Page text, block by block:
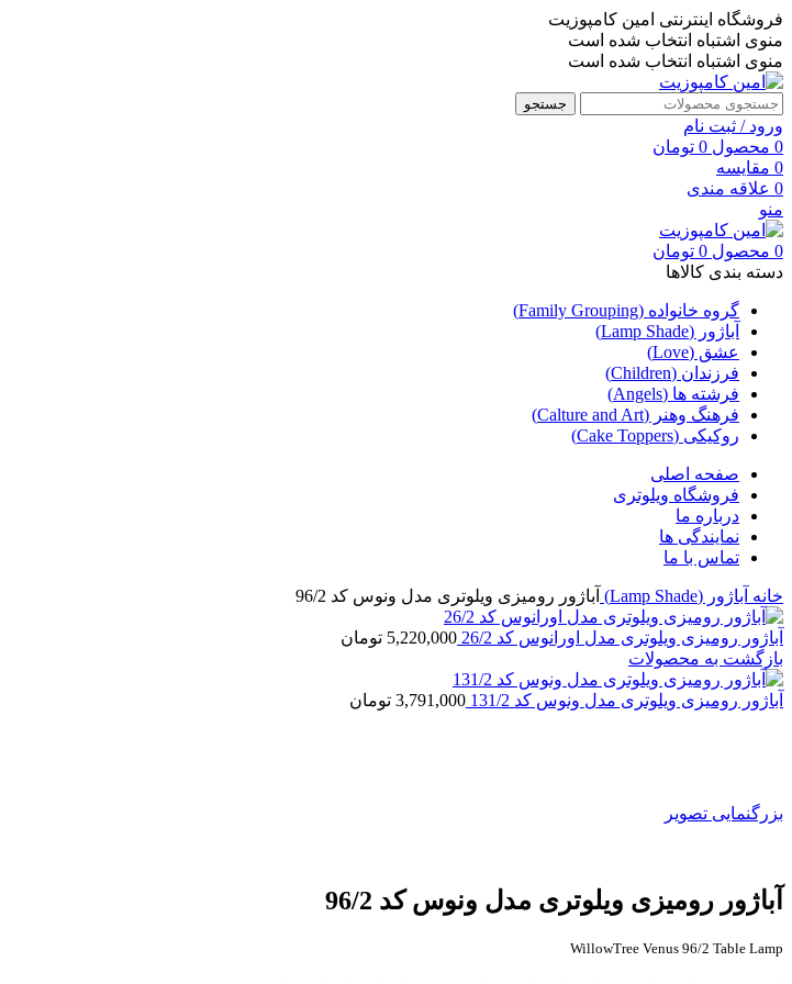
فروشگاه اینترنتی امین کامپوزیت
منوی اشتباه انتخاب شده است
منوی اشتباه انتخاب شده است
جستجو
ورود / ثبت نام
0 محصول 0 تومان
0 مقایسه
0 علاقه مندی
منو
0 محصول 0 تومان
دسته بندی کالاها
گروه خانواده (Family Grouping)
آباژور (Lamp Shade)
عشق (Love)
فرزندان (Children)
فرشته ها (Angels)
فرهنگ وهنر (Calture and Art)
روکیکی (Cake Toppers)
صفحه اصلی
فروشگاه ویلوتری
درباره ما
نمایندگی ها
تماس با ما
خانه آباژور (Lamp Shade) آباژور رومیزی ویلوتری مدل ونوس کد 96/2
آباژور رومیزی ویلوتری مدل اورانوس کد 26/2 5,220,000 تومان
بازگشت به محصولات
آباژور رومیزی ویلوتری مدل ونوس کد 131/2 3,791,000 تومان
بزرگنمایی تصویر
آباژور رومیزی ویلوتری مدل ونوس کد 96/2
WillowTree Venus 96/2 Table Lamp